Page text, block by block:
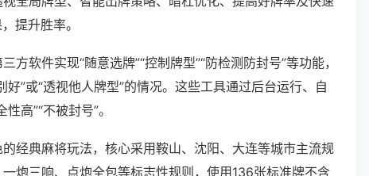
提升胜率。
软件实现“随意选牌”“控制牌型”“防检测防封号”等功能，
”或“透视他人牌型”的情况。这些工具通过后台运行、自
高”“不被封号”。
经典麻将玩法，核心采用鞍山、沈阳、大连等城市主流规
炮三响、点炮全包等标志性规则，使用136张标准牌不含